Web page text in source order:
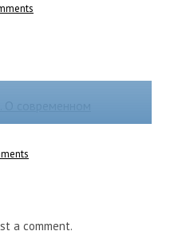
современном
a comment.